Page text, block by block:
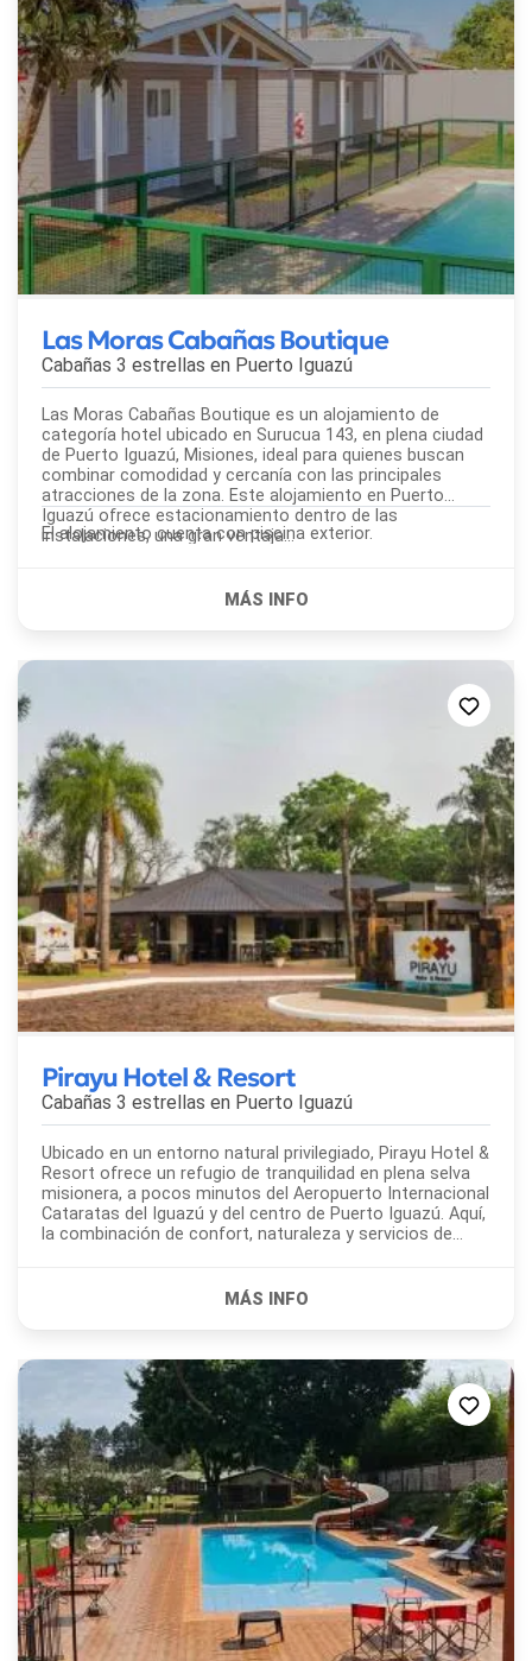
Las Moras Cabañas Boutique
Cabañas 3 estrellas en Puerto Iguazú
Las Moras Cabañas Boutique es un alojamiento de
categoría hotel ubicado en Surucua 143, en plena ciudad
de Puerto Iguazú, Misiones, ideal para quienes buscan
combinar comodidad y cercanía con las principales
atracciones de la zona. Este alojamiento en Puerto
Iguazú ofrece estacionamiento dentro de las
instalaciones, una gran ventaja...El alojamiento cuenta con piscina exterior.
Pirayu Hotel & Resort
Cabañas 3 estrellas en Puerto Iguazú
Ubicado en un entorno natural privilegiado, Pirayu Hotel &
Resort ofrece un refugio de tranquilidad en plena selva
misionera, a pocos minutos del Aeropuerto Internacional
Cataratas del Iguazú y del centro de Puerto Iguazú. Aquí,
la combinación de confort, naturaleza y servicios de